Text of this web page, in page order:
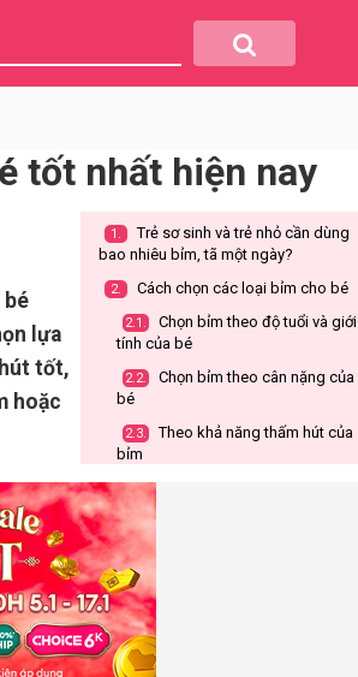
tốt nhất hiện nay
bé
lựa
tốt,
hoặc
1.
Trẻ sơ sinh và trẻ nhỏ cần dùng
bao nhiêu bỉm, tã một ngày?
2. Cách chọn các loại bỉm cho bé
2.1.
Chọn bỉm theo độ tuổi và giới
tính của bé
2.2.
Chọn bỉm theo cân nặng của
bé
2.3.
Theo khả năng thấm hút của
bỉm
2.4. Chọn bỉm theo mùi hương
3.
Top 11 các loại bỉm cho bé tốt
nhất hiện nay
3.1.
3.2. Tã quần cho bé trai Moony
Blue
3.3. Tã quần kháng khuẩn hương